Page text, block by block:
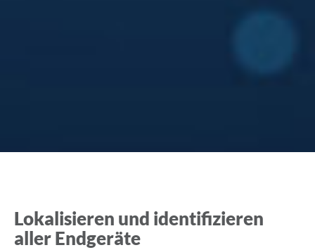
Lokalisieren und identifizieren
aller Endgeräte